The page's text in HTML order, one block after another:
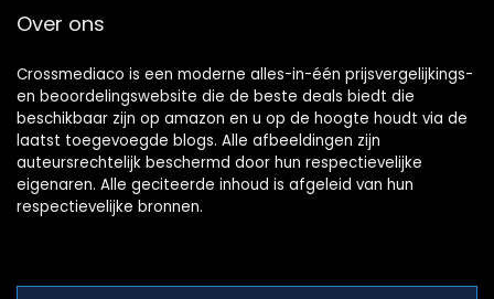
Over ons
Crossmediaco is een moderne alles-in-één prijsvergelijkings-
en beoordelingswebsite die de beste deals biedt die
beschikbaar zijn op amazon en u op de hoogte houdt via de
laatst toegevoegde blogs. Alle afbeeldingen zijn
auteursrechtelijk beschermd door hun respectievelijke
eigenaren. Alle geciteerde inhoud is afgeleid van hun
respectievelijke bronnen.